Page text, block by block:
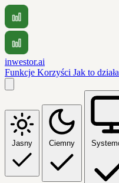
inwestor.ai
Funkcje Korzyści Jak to działa
Jasny Ciemny